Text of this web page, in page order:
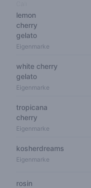
lemon
cherry
gelato
Eigenmarke
white cherry
gelato
Eigenmarke
tropicana
cherry
Eigenmarke
kosherdreams
Eigenmarke
rosin